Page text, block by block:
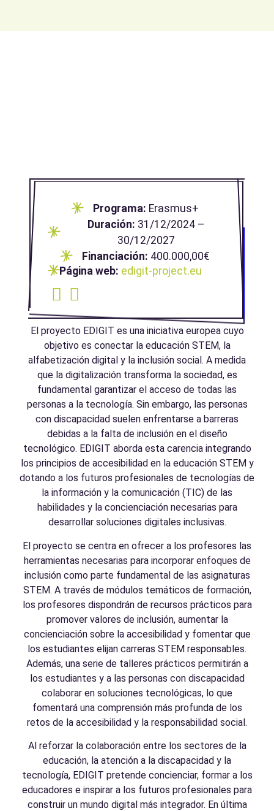
Programa: Erasmus+
Duración: 31/12/2024 –
30/12/2027
Financiación: 400.000,00€
Página web: edigit-project.eu
El proyecto EDIGIT es una iniciativa europea cuyo
objetivo es conectar la educación STEM, la
alfabetización digital y la inclusión social. A medida
que la digitalización transforma la sociedad, es
fundamental garantizar el acceso de todas las
personas a la tecnología. Sin embargo, las personas
con discapacidad suelen enfrentarse a barreras
debidas a la falta de inclusión en el diseño
tecnológico. EDIGIT aborda esta carencia integrando
los principios de accesibilidad en la educación STEM y
dotando a los futuros profesionales de tecnologías de
la información y la comunicación (TIC) de las
habilidades y la concienciación necesarias para
desarrollar soluciones digitales inclusivas.
El proyecto se centra en ofrecer a los profesores las
herramientas necesarias para incorporar enfoques de
inclusión como parte fundamental de las asignaturas
STEM. A través de módulos temáticos de formación,
los profesores dispondrán de recursos prácticos para
promover valores de inclusión, aumentar la
concienciación sobre la accesibilidad y fomentar que
los estudiantes elijan carreras STEM responsables.
Además, una serie de talleres prácticos permitirán a
los estudiantes y a las personas con discapacidad
colaborar en soluciones tecnológicas, lo que
fomentará una comprensión más profunda de los
retos de la accesibilidad y la responsabilidad social.
Al reforzar la colaboración entre los sectores de la
educación, la atención a la discapacidad y la
tecnología, EDIGIT pretende concienciar, formar a los
educadores e inspirar a los futuros profesionales para
construir un mundo digital más integrador. En última